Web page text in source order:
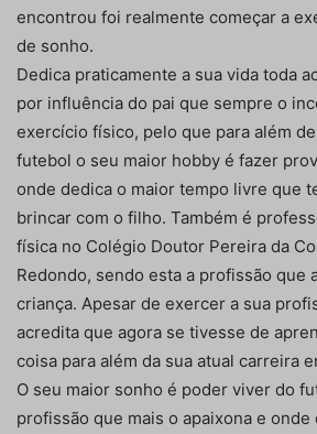
encontrou foi realmente começar a
de sonho.
Dedica praticamente a sua vida toda
por influência do pai que sempre o
exercício físico, pelo que para além
futebol o seu maior hobby é fazer
onde dedica o maior tempo livre que
brincar com o filho. Também é
física no Colégio Doutor Pereira da
Redondo, sendo esta a profissão que
criança. Apesar de exercer a sua
acredita que agora se tivesse de
coisa para além da sua atual carreira
O seu maior sonho é poder viver do
profissão que mais o apaixona e onde